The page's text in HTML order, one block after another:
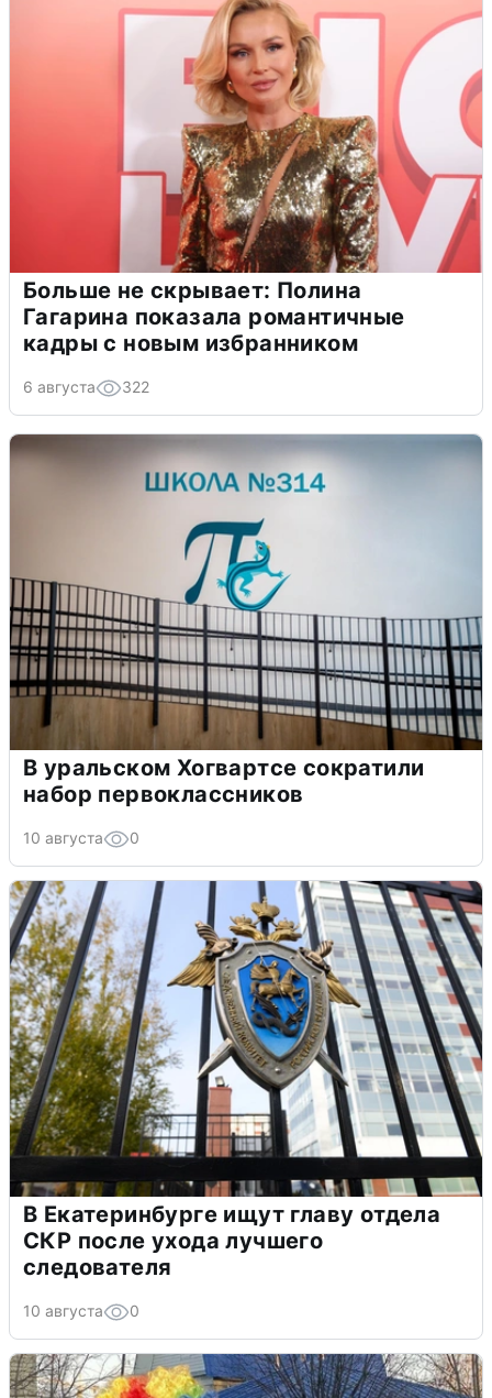
Больше не скрывает: Полина
Гагарина показала романтичные
кадры с новым избранником
6 августа 322
В уральском Хогвартсе сократили
набор первоклассников
10 августа 0
В Екатеринбурге ищут главу отдела
СКР после ухода лучшего
следователя
10 августа 0